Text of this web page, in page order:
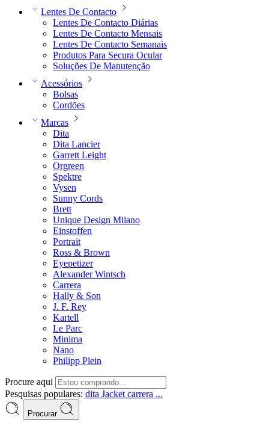
Lentes De Contacto
Lentes De Contacto Diárias
Lentes De Contacto Mensais
Lentes De Contacto Semanais
Produtos Para Secura Ocular
Soluções De Manutenção
Acessórios
Bolsas
Cordões
Marcas
Dita
Dita Lancier
Garrett Leight
Orgreen
Spektre
Vysen
Sunny Cords
Brett
Unique Design Milano
Einstoffen
Portrait
Ross & Brown
Eyepetizer
Alexander Wintsch
Carrera
Hally & Son
J. F. Rey
Kartell
Le Parc
Minima
Nano
Philipp Plein
Procure aqui
Pesquisas populares: dita Jacket carrera ...
Procurar